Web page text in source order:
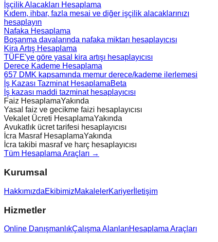
İşçilik Alacakları Hesaplama
Kıdem, ihbar, fazla mesai ve diğer işçilik alacaklarınızı
hesaplayın
Nafaka Hesaplama
Boşanma davalarında nafaka miktarı hesaplayıcısı
Kira Artış Hesaplama
TÜFE'ye göre yasal kira artışı hesaplayıcısı
Derece Kademe Hesaplama
657 DMK kapsamında memur derece/kademe ilerlemesi
İş Kazası Tazminat HesaplamaBeta
İş kazası maddi tazminat hesaplayıcısı
Faiz HesaplamaYakında
Yasal faiz ve gecikme faizi hesaplayıcısı
Vekalet Ücreti HesaplamaYakında
Avukatlık ücret tarifesi hesaplayıcısı
İcra Masraf HesaplamaYakında
İcra takibi masraf ve harç hesaplayıcısı
Tüm Hesaplama Araçları →
Kurumsal
HakkımızdaEkibimizMakalelerKariyer İletişim
Hizmetler
Online DanışmanlıkÇalışma AlanlarıHesaplama Araçları